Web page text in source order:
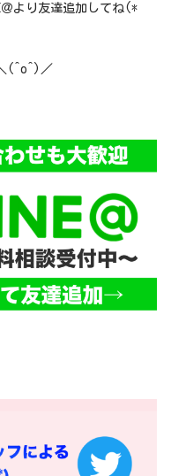
より友達追加してね(*
(^o^)／